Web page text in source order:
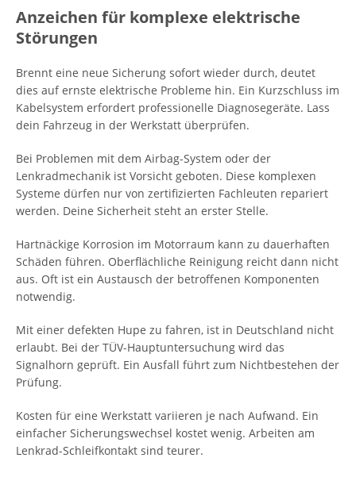
Anzeichen für komplexe elektrische
Störungen
Brennt eine neue Sicherung sofort wieder durch, deutet
dies auf ernste elektrische Probleme hin. Ein Kurzschluss im
Kabelsystem erfordert professionelle Diagnosegeräte. Lass
dein Fahrzeug in der Werkstatt überprüfen.
Bei Problemen mit dem Airbag-System oder der
Lenkradmechanik ist Vorsicht geboten. Diese komplexen
Systeme dürfen nur von zertifizierten Fachleuten repariert
werden. Deine Sicherheit steht an erster Stelle.
Hartnäckige Korrosion im Motorraum kann zu dauerhaften
Schäden führen. Oberflächliche Reinigung reicht dann nicht
aus. Oft ist ein Austausch der betroffenen Komponenten
notwendig.
Mit einer defekten Hupe zu fahren, ist in Deutschland nicht
erlaubt. Bei der TÜV-Hauptuntersuchung wird das
Signalhorn geprüft. Ein Ausfall führt zum Nichtbestehen der
Prüfung.
Kosten für eine Werkstatt variieren je nach Aufwand. Ein
einfacher Sicherungswechsel kostet wenig. Arbeiten am
Lenkrad-Schleifkontakt sind teurer.